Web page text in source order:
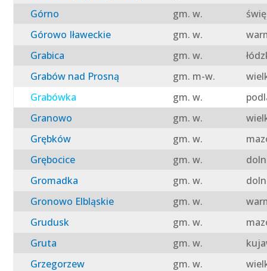
Górno
gm. w.
Górowo Iławeckie
gm. w.
Grabica
gm. w.
Grabów nad Prosną
gm. m-w.
Grabówka
gm. w.
Granowo
gm. w.
Grębków
gm. w.
Grębocice
gm. w.
Gromadka
gm. w.
Gronowo Elbląskie
gm. w.
Grudusk
gm. w.
Gruta
gm. w.
Grzegorzew
gm. w.